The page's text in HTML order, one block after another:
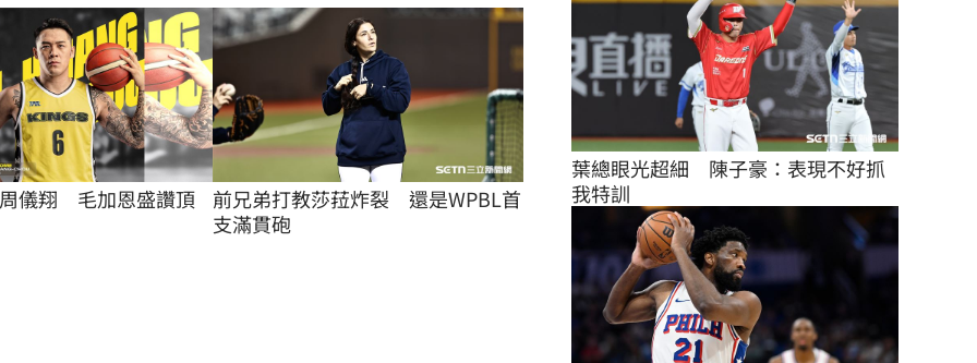
儀翔　毛加恩盛讚頂
前兄弟打教莎菈炸裂　還是WPBL首
支滿貫砲
葉總眼光超細　陳子豪：表現不好抓
我特訓